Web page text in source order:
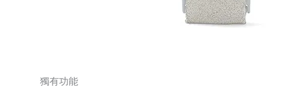
獨有功能